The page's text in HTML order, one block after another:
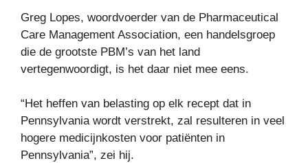
Greg Lopes, woordvoerder van de Pharmaceutical
Care Management Association, een handelsgroep
die de grootste PBM’s van het land
vertegenwoordigt, is het daar niet mee eens.
“Het heffen van belasting op elk recept dat in
Pennsylvania wordt verstrekt, zal resulteren in veel
hogere medicijnkosten voor patiënten in
Pennsylvania”, zei hij.